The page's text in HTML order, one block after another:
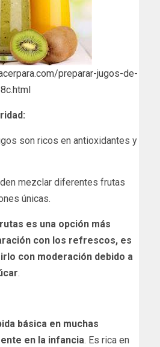
preparar-jugos-de-
son ricos en antioxidantes y
mezclar diferentes frutas
únicas.
es una opción más
con los refrescos, es
con moderación debido a
.
básica en muchas
en la infancia. Es rica en